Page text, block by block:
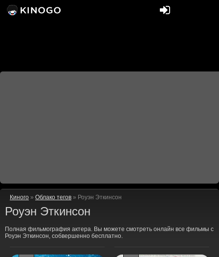
Киного » Облако тегов » Роуэн Эткинсон
Роуэн Эткинсон
Полная фильмография актера. Вы можете смотреть онлайн все фильмы с
Роуэн Эткинсон, собвершенно бесплатно.